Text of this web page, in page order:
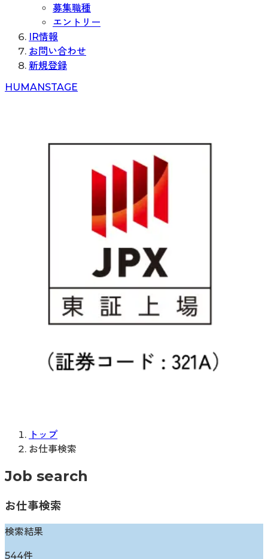
募集職種
エントリー
IR情報
お問い合わせ
新規登録
HUMANSTAGE
トップ
お仕事検索
Job search
お仕事検索
検索結果
544件